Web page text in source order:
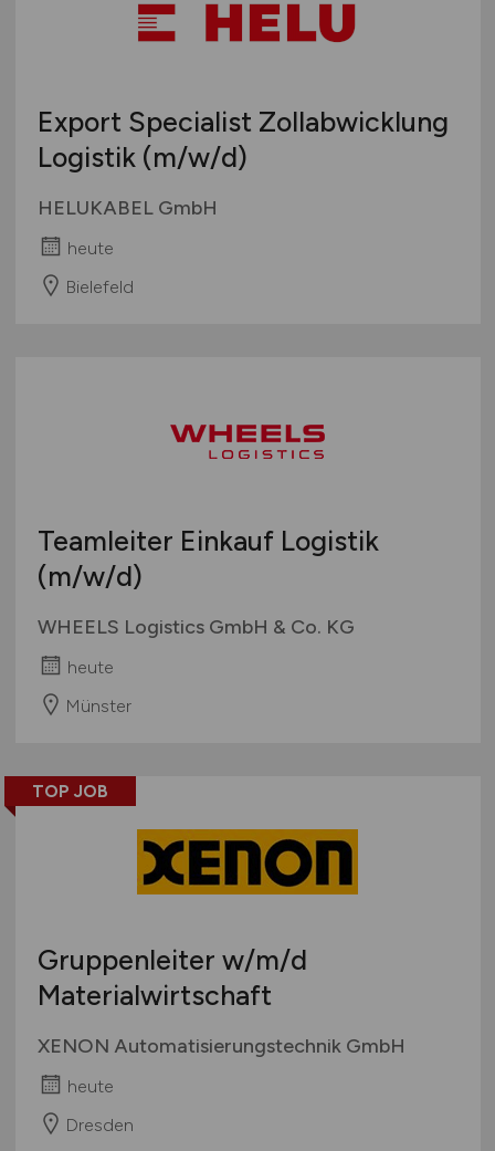
Export Specialist Zollabwicklung
Logistik (m/w/d)
HELUKABEL GmbH
heute
Bielefeld
Teamleiter Einkauf Logistik
(m/w/d)
WHEELS Logistics GmbH & Co. KG
heute
Münster
TOP JOB
Gruppenleiter w/m/d
Materialwirtschaft
XENON Automatisierungstechnik GmbH
heute
Dresden